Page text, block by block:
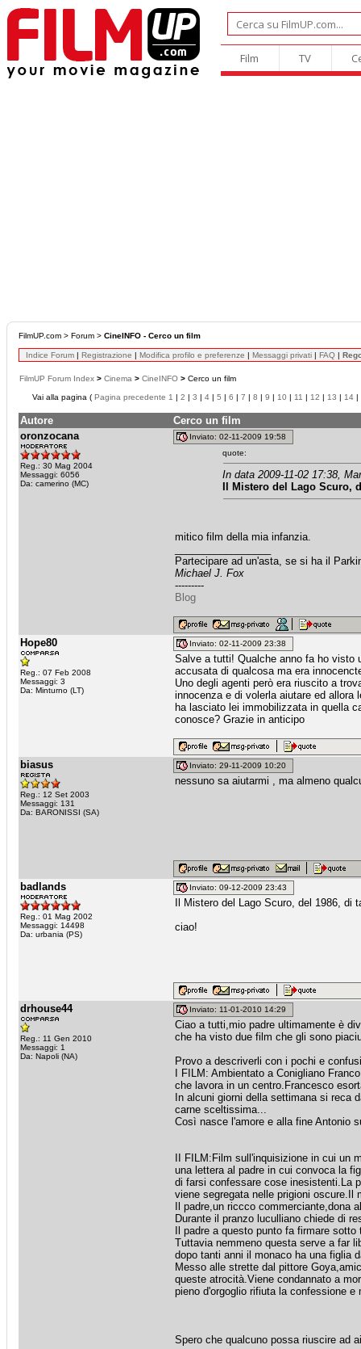
Film TV
FilmUP.com > Forum > CineINFO - Cerco un film
Indice Forum | Registrazione | Modifica profilo e preferenze | Messaggi privati | FAQ |
FilmUP Forum Index > Cinema > CineINFO > Cerco un film
Vai alla pagina ( Pagina precedente 1 | 2 | 3 | 4 | 5 | 6 | 7 | 8 | 9 | 10 | 11 | 12 | 13 | 14 |
Autore
Cerco un film
oronzocana
Reg.: 30 Mag 2004
Messaggi: 6056
Da: camerino (MC)
Inviato: 02-11-2009 19:58
quote:
In data 2009-11-02 17:38,
Il Mistero del Lago Scuro,
mitico film della mia infanzia.
Partecipare ad un'asta, se si ha il
Michael J. Fox
---------
Blog
Hope80
Reg.: 07 Feb 2008
Messaggi: 3
Da: Minturno (LT)
Inviato: 02-11-2009 23:38
Salve a tutti! Qualche anno fa ho visto
accusata di qualcosa ma era
Uno degli agenti però era riuscito a
innocenza e di volerla aiutare ed
ha lasciato lei immobilizzata in quella
conosce? Grazie in anticipo
biasus
Reg.: 12 Set 2003
Messaggi: 131
Da: BARONISSI (SA)
Inviato: 29-11-2009 10:20
nessuno sa aiutarmi , ma almeno
badlands
Reg.: 01 Mag 2002
Messaggi: 14498
Da: urbania (PS)
Inviato: 09-12-2009 23:43
Il Mistero del Lago Scuro, del 1986,
ciao!
drhouse44
Reg.: 11 Gen 2010
Messaggi: 1
Da: Napoli (NA)
Inviato: 11-01-2010 14:29
Ciao a tutti,mio padre ultimamente è
che ha visto due film che gli sono
Provo a descriverli con i pochi e
I FILM: Ambientato a Conigliano
che lavora in un centro.Francesco
In alcuni giorni della settimana si reca
carne sceltissima...
Così nasce l'amore e alla fine Antonio
II FILM:Film sull'inquisizione in cui un
una lettera al padre in cui convoca la
di farsi confessare cose inesistenti.La
viene segregata nelle prigioni oscure.Il
Il padre,un riccco
Durante il pranzo luculliano chiede di
Il padre a questo punto fa firmare
Tuttavia nemmeno questa serve a far
dopo tanti anni il monaco ha una figlia
Messo alle strette dal pittore
queste atrocità.Viene condannato a
pieno d'orgoglio rifiuta la confessione e
Spero che qualcuno possa riuscire ad